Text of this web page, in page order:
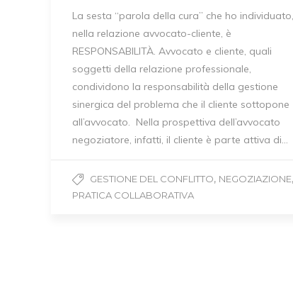
La sesta “parola della cura” che ho individuato,
nella relazione avvocato-cliente, è
RESPONSABILITÀ. Avvocato e cliente, quali
soggetti della relazione professionale,
condividono la responsabilità della gestio­ne
sinergica del pro­blema che il cliente sottopone
all’avvocato. Nella pro­spet­tiva dell’avvocato
negoziatore, infatti, il cliente è parte attiva di…
GESTIONE DEL CONFLITTO, NEGOZIAZIONE,
PRATICA COLLABORATIVA